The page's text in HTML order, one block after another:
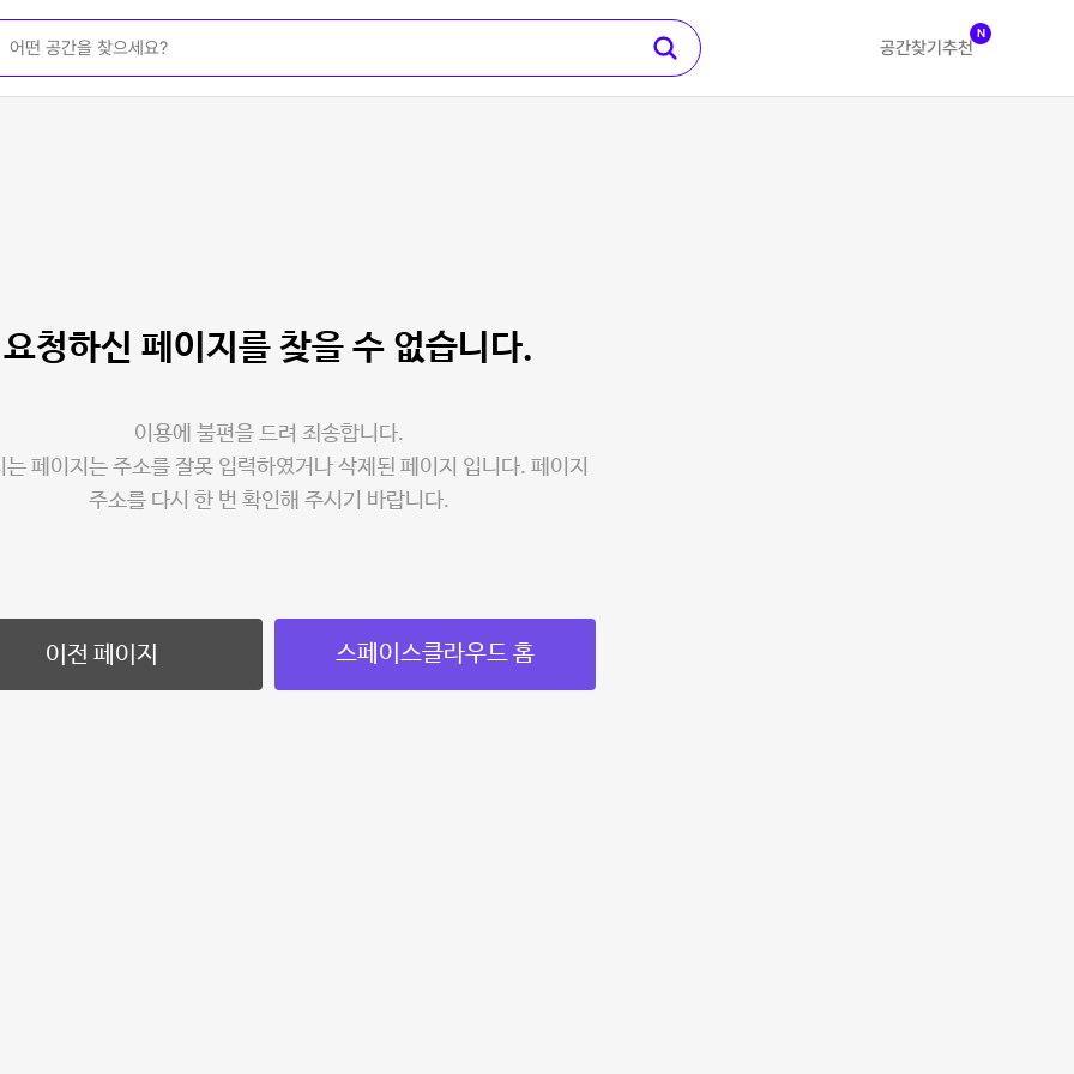
공간찾기 추천
N
요청하신 페이지를 찾을 수 없습니다.
이용에 불편을 드려 죄송합니다.
는 페이지는 주소를 잘못 입력하였거나 삭제된 페이지 입니다. 페이지
주소를 다시 한 번 확인해 주시기 바랍니다.
이전 페이지 스페이스클라우드 홈